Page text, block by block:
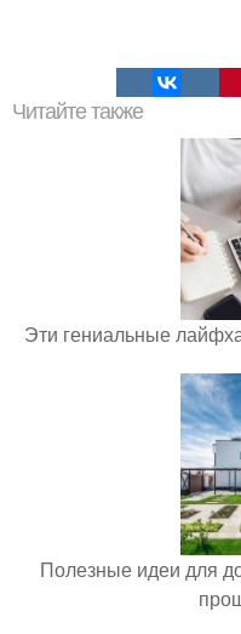
Читайте также
Эти гениальные
Полезные идеи для